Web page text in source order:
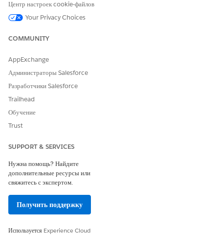
Оставьте свой отзыв, чтобы мы могли стать лучше!
Центр настроек cookie-файлов
Your Privacy Choices
COMMUNITY
AppExchange
Администраторы Salesforce
Разработчики Salesforce
Trailhead
Обучение
Trust
SUPPORT & SERVICES
Нужна помощь? Найдите
дополнительные ресурсы или
свяжитесь с экспертом.
Получить поддержку
Используется Experience Cloud